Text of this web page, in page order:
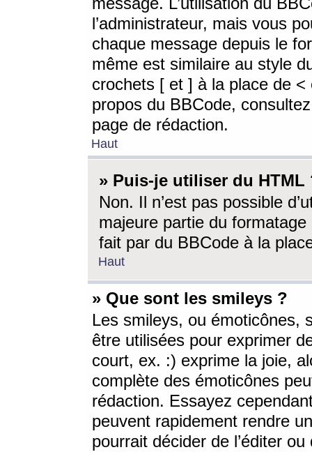
l’administrateur, mais vous
chaque message depuis le
même est similaire au style
crochets [ et ] à la place de <
propos du BBCode,
page de rédaction.
Haut
» Puis-je utiliser du HTML
Non. Il n’est pas possible
majeure partie du
fait par du BBCode à la
Haut
» Que sont les smileys ?
Les smileys, ou émoticônes,
être utilisées pour exprimer
court, ex. :) exprime la joie,
complète des émoticônes
rédaction. Essayez
peuvent rapidement rendre
pourrait décider de l’éditer